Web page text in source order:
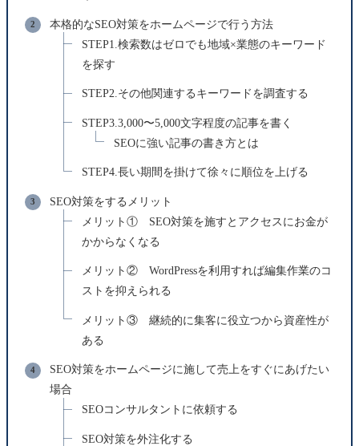
本格的なSEO対策をホームページで行う方法
STEP1.検索数はゼロでも地域×業態のキーワード
を探す
STEP2.その他関連するキーワードを調査する
STEP3.3,000〜5,000文字程度の記事を書く
SEOに強い記事の書き方とは
STEP4.長い期間を掛けて徐々に順位を上げる
SEO対策をするメリット
メリット① SEO対策を施すとアクセスにお金が
かからなくなる
メリット② WordPressを利用すれば編集作業のコ
ストを抑えられる
メリット③ 継続的に集客に役立つから資産性が
ある
SEO対策をホームページに施して売上をすぐにあげたい
場合
SEOコンサルタントに依頼する
SEO対策を外注化する